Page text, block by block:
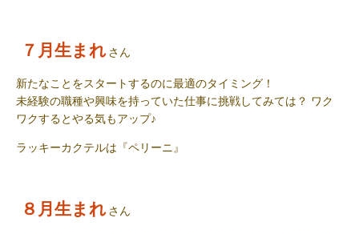
７月生まれさん
新たなことをスタートするのに最適のタイミング！
未経験の職種や興味を持っていた仕事に挑戦してみては？ ワク
ワクするとやる気もアップ♪
ラッキーカクテルは『ペリーニ 』
８月生まれさん